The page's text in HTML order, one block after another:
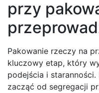
przy
Pakowanie rzeczy na
kluczowy etap, który
podejścia i
zacząć od segregacji